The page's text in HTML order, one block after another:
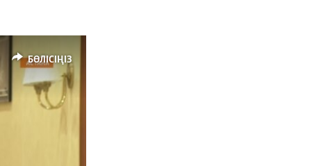
БӨЛІСІҢІЗ